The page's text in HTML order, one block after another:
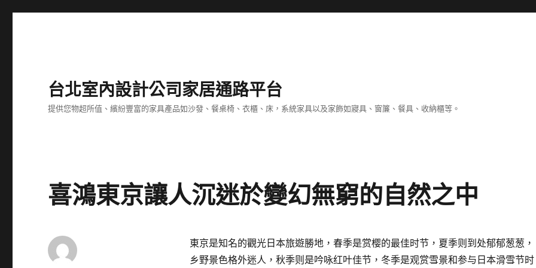
台北室內設計公司家居通路平台
提供您物超所值、繽紛豐富的家具產品如沙發、餐桌椅、衣櫃、床，系統家具以及家飾如寢具、窗簾、餐具、收納櫃等。
喜鴻東京讓人沉迷於變幻無窮的自然之中
東京是知名的觀光日本旅遊勝地，春季是赏樱的最佳时节，夏季则到处郁郁葱葱，
乡野景色格外迷人，秋季则是吟咏红叶佳节，冬季是观赏雪景和参与日本滑雪节时